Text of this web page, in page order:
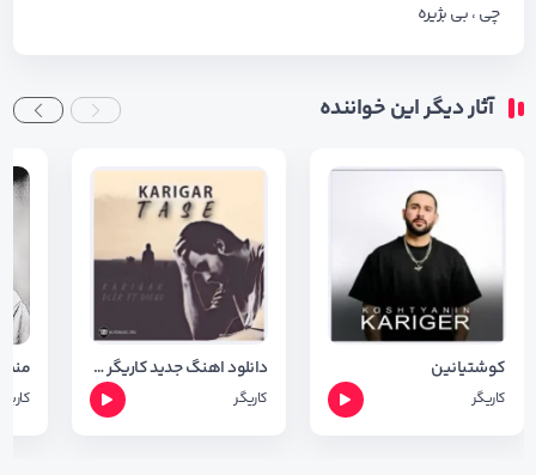
چی ، بی بژیره
آثار دیگر این خواننده
کوشتیانین
کاریگر
دانلود اهنگ جدید کاریگر به نام تاسه + متن آهنگ
کاریگر
منت